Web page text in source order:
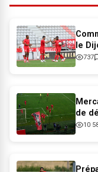
le
737
de
Dijon
10